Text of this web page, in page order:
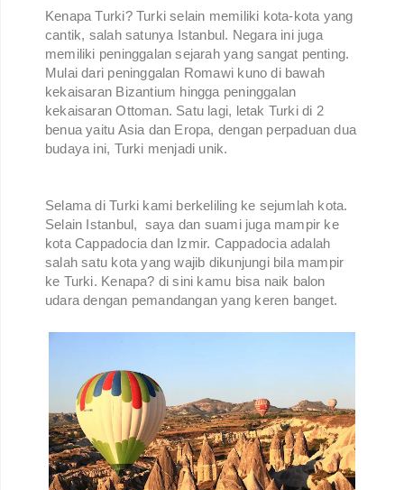
Kenapa Turki? Turki selain memiliki kota-kota yang
cantik, salah satunya Istanbul. Negara ini juga
memiliki peninggalan sejarah yang sangat penting.
Mulai dari peninggalan Romawi kuno di bawah
kekaisaran Bizantium hingga peninggalan
kekaisaran Ottoman. Satu lagi, letak Turki di 2
benua yaitu Asia dan Eropa, dengan perpaduan dua
budaya ini, Turki menjadi unik.
Selama di Turki kami berkeliling ke sejumlah kota.
Selain Istanbul, saya dan suami juga mampir ke
kota Cappadocia dan Izmir. Cappadocia adalah
salah satu kota yang wajib dikunjungi bila mampir
ke Turki. Kenapa? di sini kamu bisa naik balon
udara dengan pemandangan yang keren banget.